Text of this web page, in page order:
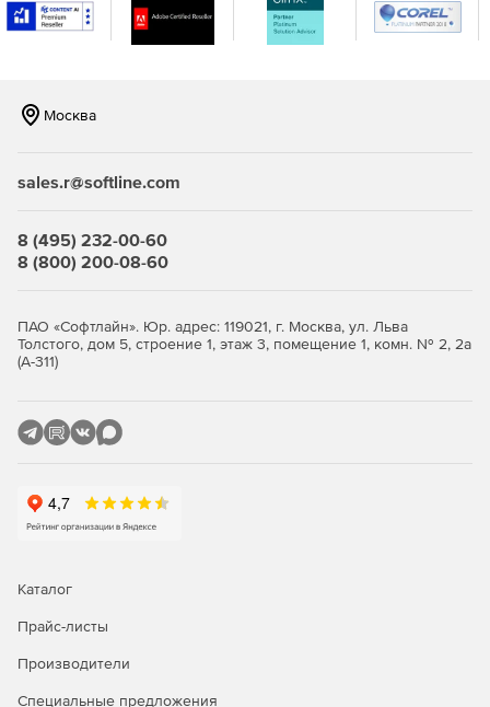
Интегрированный предварительный просмотр
Автоматизация генерации PDF (с ограничениями).
Устанавливается на базе SQL Express.
SOLIDWORKS PDM Professional
Автоматическое создание нейтрального сайта.
Генератор серийных номеров.
Москва
sales.r@softline.com
8 (495) 232-00-60
8 (800) 200-08-60
ПАО «Софтлайн». Юр. адрес: 119021, г. Москва, ул. Льва
Толстого, дом 5, строение 1, этаж 3, помещение 1, комн. № 2, 2а
(А-311)
Каталог
Прайс-листы
Производители
Специальные предложения